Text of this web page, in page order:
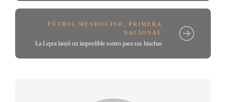
FÚTBOL MENDOCINO , PRIMERA
NACIONAL
La Lepra lanzó un imperdible sorteo para sus hinchas